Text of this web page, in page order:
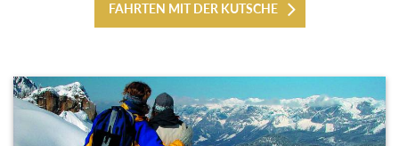
FAHRTEN MIT DER KUTSCHE